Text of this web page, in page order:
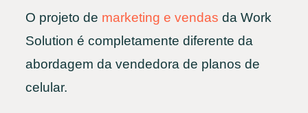
O projeto de marketing e vendas da Work
Solution é completamente diferente da
abordagem da vendedora de planos de
celular.